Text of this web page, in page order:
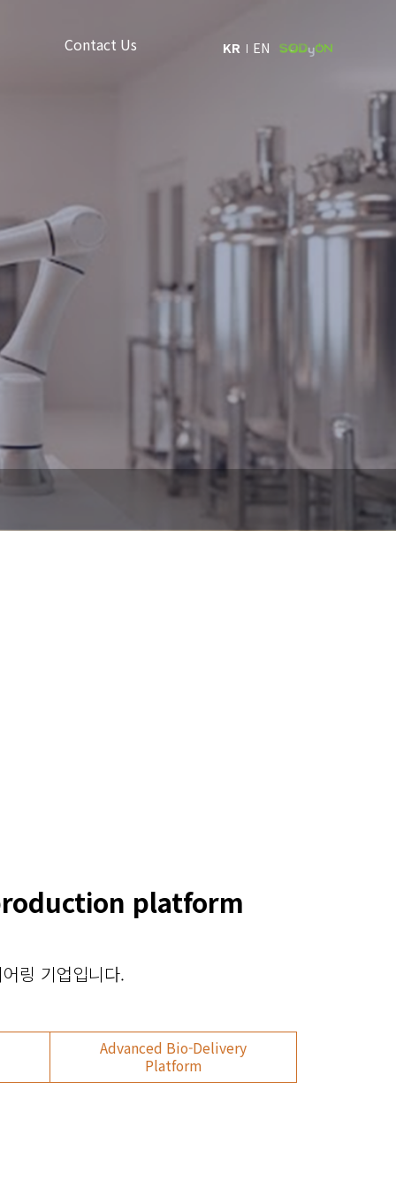
Contact Us KR EN
platform
링 기업입니다.
Advanced Bio-Delivery
Platform